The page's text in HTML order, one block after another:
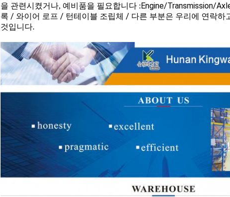
을 관련시켰거나, 예비품을 필요합니다 :Engine/Transmission/
록 / 와이어 로프 / 턴테이블 조립체 / 다른 부분은 우리에 연락하
것입니다.